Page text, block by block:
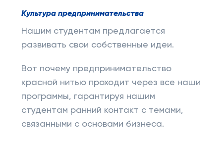
Культура предпринимательства
Нашим студентам предлагается
развивать свои собственные идеи.
Вот почему предпринимательство
красной нитью проходит через все наши
программы, гарантируя нашим
студентам ранний контакт с темами,
связанными с основами бизнеса.